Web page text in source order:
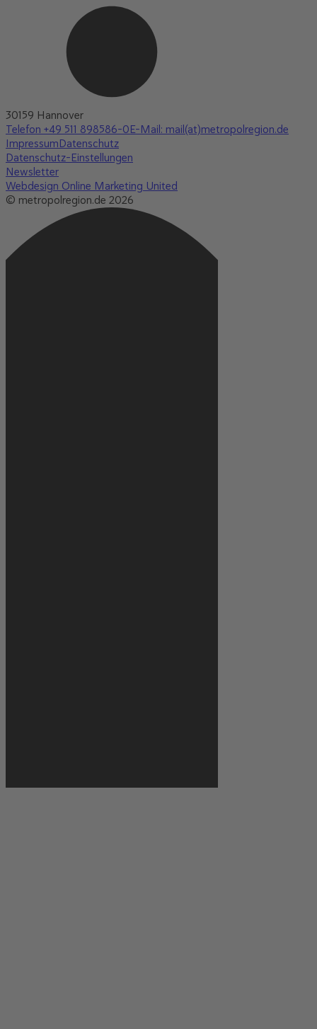
30159 Hannover
Telefon +49 511 898586-0E-Mail: mail(at)metropolregion.de
ImpressumDatenschutz
Datenschutz-Einstellungen
Newsletter
Webdesign Online Marketing United
© metropolregion.de 2026